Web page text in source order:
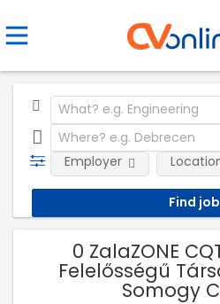
Employer
0 ZalaZONE
Felelősségű
Somogy